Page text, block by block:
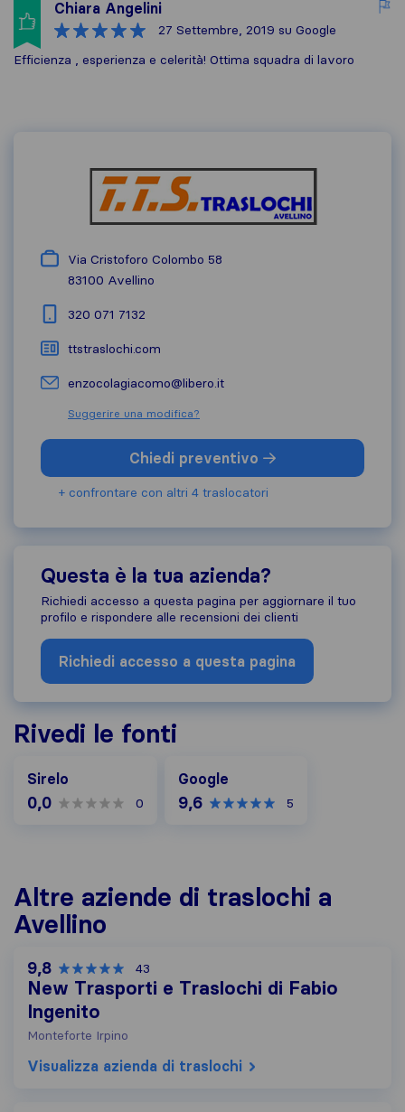
Chiara Angelini
27 Settembre, 2019 su Google
Efficienza , esperienza e celerità! Ottima squadra di lavoro
Via Cristoforo Colombo 58
83100 Avellino
320 071 7132
ttstraslochi.com
enzocolagiacomo@libero.it
Suggerire una modifica?
Chiedi preventivo
+ confrontare con altri 4 traslocatori
Questa è la tua azienda?
Richiedi accesso a questa pagina per aggiornare il tuo
profilo e rispondere alle recensioni dei clienti
Richiedi accesso a questa pagina
Rivedi le fonti
Sirelo
0,0 0
Google
9,6 5
Altre aziende di traslochi a
Avellino
9,8 43
New Trasporti e Traslochi di Fabio
Ingenito
Monteforte Irpino
Visualizza azienda di traslochi